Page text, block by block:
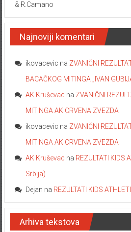
& R.Camano
Najnoviji komentari
ikovacevic na ZVANIČNI
BACAČKOG MITINGA „IVAN
AK Kruševac na ZVANIČNI
MITINGA AK CRVENA ZVEZDA
ikovacevic na ZVANIČNI
MITINGA AK CRVENA ZVEZDA
AK Kruševac na REZULTATI KIDS
Srbija)
Dejan na REZULTATI KIDS
Arhiva tekstova